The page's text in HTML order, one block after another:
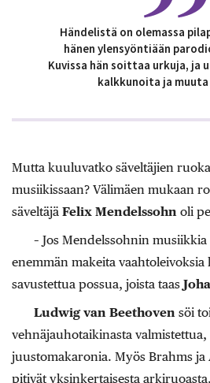
Händelistä on olemassa
hänen ylensyöntiään
Kuvissa hän soittaa urkuja, ja
kalkkunoita ja
Mutta kuuluvatko säveltäjien
musiikissaan? Välimäen mukaan
säveltäjä Felix Mendelssohn oli
– Jos Mendelssohnin
enemmän makeita
savustettua possua, joista taas
Ludwig van Beethoven söi
vehnäjauhotaikinasta valmistettua,
juustomakaronia. Myös Brahms ja
pitivät yksinkertaisesta arkiruoasta.